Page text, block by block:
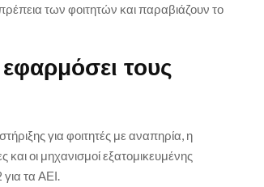
των φοιτητών και παραβιάζουν το
τους
για φοιτητές με αναπηρία, η
και οι μηχανισμοί εξατομικευμένης
τα ΑΕΙ.